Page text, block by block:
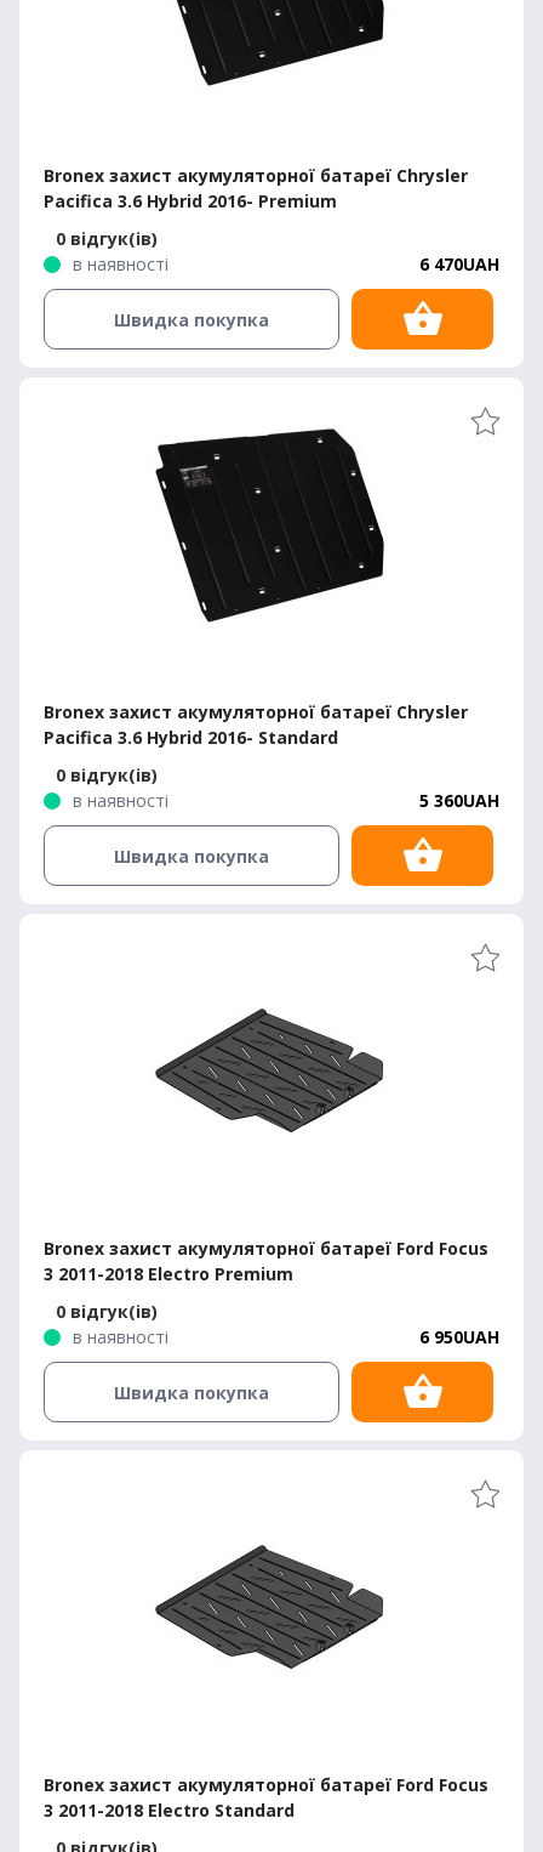
Bronex захист акумуляторної батареї Chrysler
Pacifica 3.6 Hybrid 2016- Premium
0 відгук(ів)
в наявності
6 470UAH
Швидка покупка
Bronex захист акумуляторної батареї Chrysler
Pacifica 3.6 Hybrid 2016- Standard
0 відгук(ів)
в наявності
5 360UAH
Швидка покупка
Bronex захист акумуляторної батареї Ford Focus
3 2011-2018 Electro Premium
0 відгук(ів)
в наявності
6 950UAH
Швидка покупка
Bronex захист акумуляторної батареї Ford Focus
3 2011-2018 Electro Standard